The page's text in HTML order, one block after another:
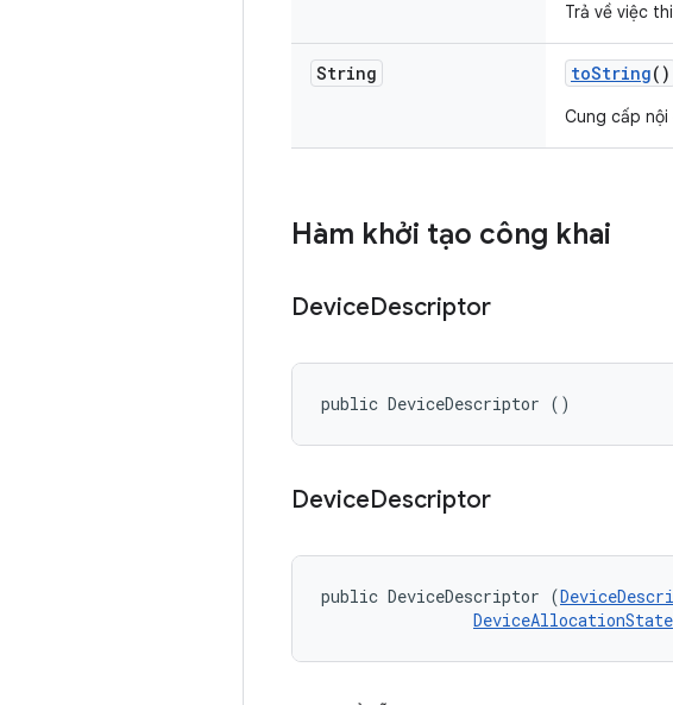
Trả về việc
String toString()
Cung cấp
Hàm khởi tạo công khai
DeviceDescriptor
public DeviceDescriptor ()
DeviceDescriptor
public DeviceDescriptor (
DeviceAllocationState